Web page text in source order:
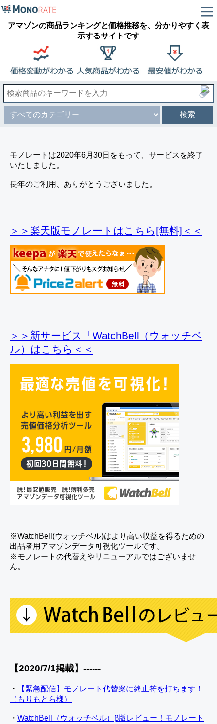
アマゾンの商品ランキングと価格推移を、分かりやすく表
示するサイトです
検索
モノレートは2020年6月30日をもって、サービスを終了
いたしました。
長年のご利用、ありがとうございました。
＞＞楽天版モノレートはこちら[無料]＜＜
＞＞新サービス「WatchBell（ウォッチベ
ル）はこちら＜＜
※WatchBell(ウォッチベル)はより高い収益を得るための
出品者用アマゾンデータ可視化ツールです。
※モノレートの代替えやリニューアルではございませ
ん。
【2020/7/1掲載】------
・
【緊急配信】モノレート代替案に終止符を打ちます！
（もりもとら様）
・ WatchBell（ウォッチベル）β版レビュー！モノレート